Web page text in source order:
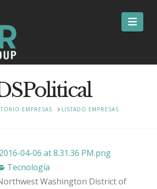
EMPRESAS LISTADO EMPRESAS
Tecnología
Washington District of